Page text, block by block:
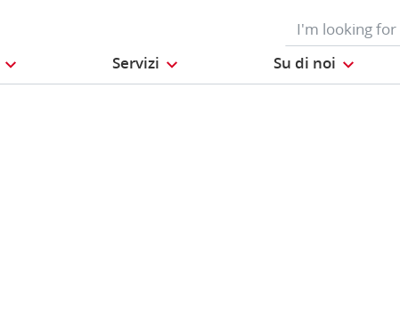
Servizi Su di noi